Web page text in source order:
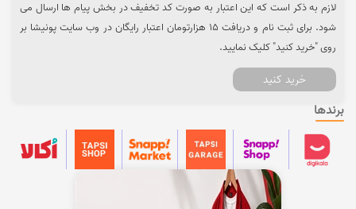
لازم به ذکر است که این اعتبار به صورت کد تخفیف در بخش پیام‌ ها ارسال می
‌شود. برای ثبت نام و دریافت 15 هزارتومان اعتبار رایگان در وب سایت پونیشا بر
روی "خرید کنید" کلیک نمایید.
خرید کنید
برندها